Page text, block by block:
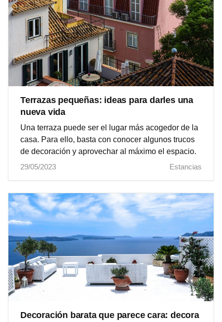
Terrazas pequeñas: ideas para darles una
nueva vida
Una terraza puede ser el lugar más acogedor de la
casa. Para ello, basta con conocer algunos trucos
de decoración y aprovechar al máximo el espacio.
29/05/2023
Estancias
Decoración barata que parece cara: decora